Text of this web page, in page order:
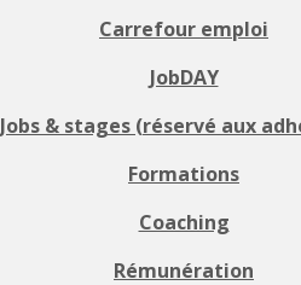
Carrefour emploi
JobDAY
Jobs & stages (réservé aux
Formations
Coaching
Rémunération